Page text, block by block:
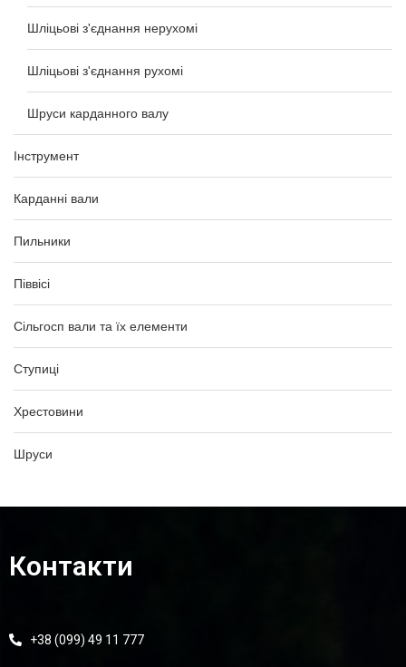
Шліцьові з'єднання нерухомі
Шліцьові з'єднання рухомі
Шруси карданного валу
Інструмент
Карданні вали
Пильники
Піввісі
Сільгосп вали та їх елементи
Ступиці
Хрестовини
Шруси
Контакти
+38 (099) 49 11 777